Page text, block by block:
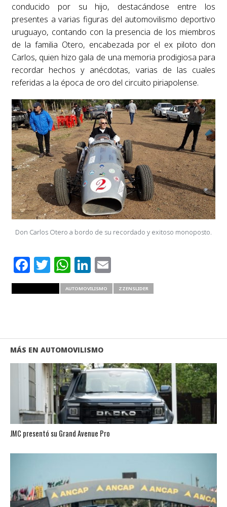
conducido por su hijo, destacándose entre los
presentes a varias figuras del automovilismo deportivo
uruguayo, contando con la presencia de los miembros
de la familia Otero, encabezada por el ex piloto don
Carlos, quien hizo gala de una memoria prodigiosa para
recordar hechos y anécdotas, varias de las cuales
referidas a la época de oro del circuito piriapolense.
Don Carlos Otero a bordo de su recordado y exitoso monoposto.
Facebook
Twitter
WhatsApp
LinkedIn
Email
AUTOMOVILISMO ZZENSLIDER
MÁS EN AUTOMOVILISMO
JMC presentó su Grand Avenue Pro